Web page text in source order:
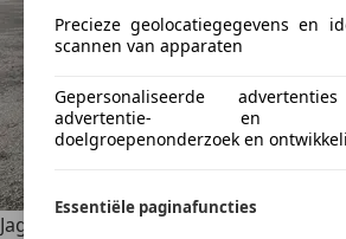
Precieze geolocatiegegevens en
scannen van apparaten
Gepersonaliseerde
advertentie- en
doelgroepenonderzoek en
Essentiële paginafuncties
Jaguar E-Pace
E-Pace 2.0 D R-Dynamic